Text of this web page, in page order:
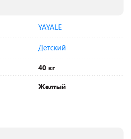
YAYALE
Детский
40 кг
Желтый